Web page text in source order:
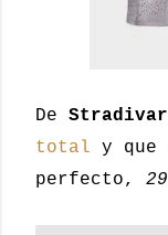
De
total y que
perfecto,